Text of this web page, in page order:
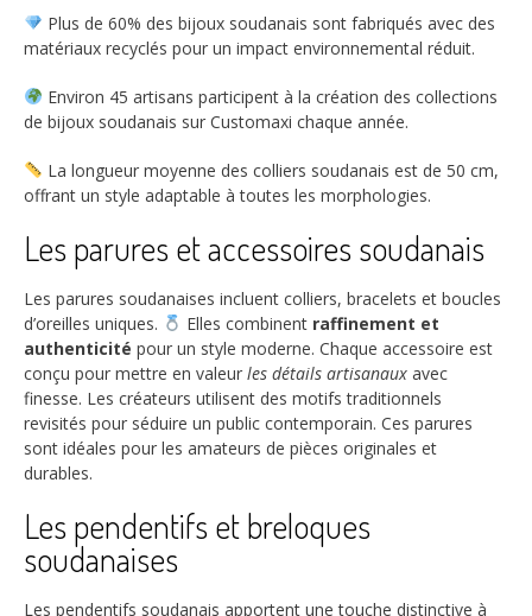
Plus de 60% des bijoux soudanais sont fabriqués avec des
matériaux recyclés pour un impact environnemental réduit.
Environ 45 artisans participent à la création des collections
de bijoux soudanais sur Customaxi chaque année.
La longueur moyenne des colliers soudanais est de 50 cm,
offrant un style adaptable à toutes les morphologies.
Les parures et accessoires soudanais
Les parures soudanaises incluent colliers, bracelets et boucles
d’oreilles uniques.
Elles combinent raffinement et
authenticité pour un style moderne. Chaque accessoire est
conçu pour mettre en valeur les détails artisanaux avec
finesse. Les créateurs utilisent des motifs traditionnels
revisités pour séduire un public contemporain. Ces parures
sont idéales pour les amateurs de pièces originales et
durables.
Les pendentifs et breloques
soudanaises
Les pendentifs soudanais apportent une touche distinctive à